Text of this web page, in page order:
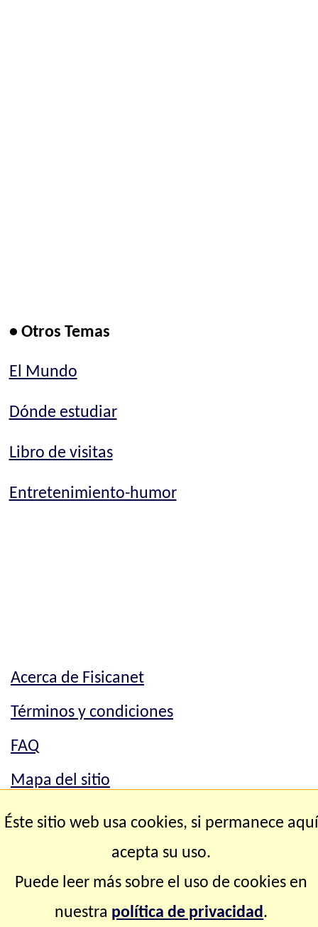
• Otros Temas
El Mundo
Dónde estudiar
Libro de visitas
Entretenimiento-humor
Acerca de Fisicanet
Términos y condiciones
FAQ
Mapa del sitio
Mapa del sitio
Copyright © 2.000-2.028 Fisicanet ® Todos los
Éste sitio web usa cookies, si permanece aquí
acepta su uso.
Puede leer más sobre el uso de cookies en
nuestra política de privacidad.